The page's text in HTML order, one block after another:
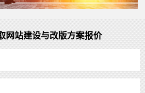
网站建设与改版方案报价